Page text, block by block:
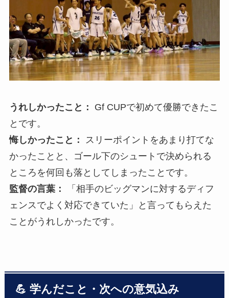
うれしかったこと：
Gf CUPで初めて優勝できたこ
とです。
悔しかったこと：
スリーポイントをあまり打てな
かったことと、ゴール下のシュートで決められる
ところを何回も落としてしまったことです。
監督の言葉：
「相手のビッグマンに対するディフ
ェンスでよく対応できていた」と言ってもらえた
ことがうれしかったです。
💪 学んだこと・次への意気込み